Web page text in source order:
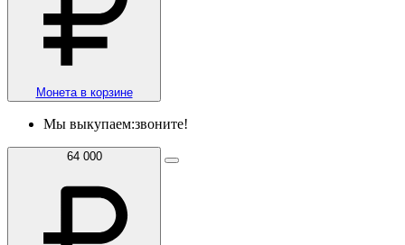
Монета в корзине
Мы выкупаем:звоните!
64 000